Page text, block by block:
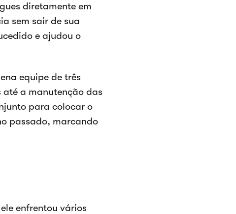
diretamente em
sem sair de sua
e ajudou o
equipe de três
até a manutenção das
para colocar o
passado, marcando
enfrentou vários